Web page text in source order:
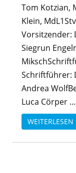
Tom Kotzian,
Klein,
Vorsitzender:
Siegrun
Schriftführer:
Andrea
Luca Cörper …